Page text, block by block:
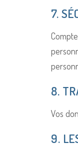
7.
8.
Vos
9.